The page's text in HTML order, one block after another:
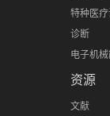
特种医
诊断
电子机
资源
文献